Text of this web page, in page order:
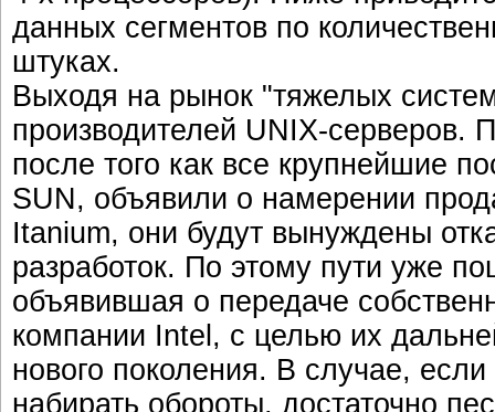
данных сегментов по
штуках.
Выходя на рынок "тяжелых
производителей UNIX-серверов.
после того как все крупнейшие
SUN, объявили о намерении
Itanium, они будут вынуждены
разработок. По этому пути уже
объявившая о передаче
компании Intel, с целью их
нового поколения. В случае,
набирать обороты, достаточно